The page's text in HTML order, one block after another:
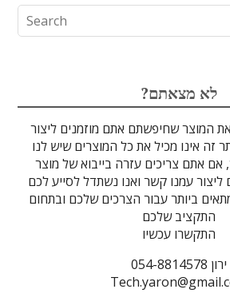
ובקרת תנועהסיבים אופטיים
מקורות אור
מוליכי אור
לדים
הדמיה ומצלמות
גלאים וחיישנים
מסננים אופטיים
ומוצרי בטיחות לייזר
גבישים
ספקטרוסקופיה
אלקטרוניקה
מיגון קרינה
עדשות
מתקנים לרפואה
טרה-הרץ
מוצרי קוורץ
זכוכיות וציפויים
מוצרים אחרים
?לא מצאתם
המוצר שחיפשתם אתם מוזמנים ליצור
זה אינו מכיל את כל המוצרים שיש לנו
אם אתם צריכים עזרה בייבוא של מוצר
עמנו קשר ואנו נשתדל לסייע לכם
ביותר עבור הצרכים שלכם ובתחום
התקציב שלכם
התקשרו עכשיו
ירון 054-8814578